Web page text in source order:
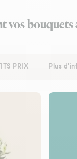
vos
PRIX Plus